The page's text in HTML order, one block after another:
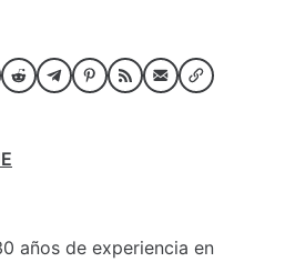
años de experiencia en